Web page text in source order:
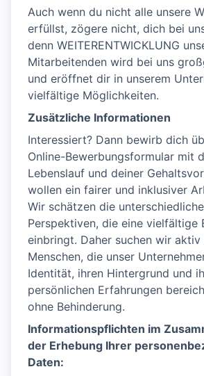
Auch wenn du nicht alle unsere
erfüllst, zögere nicht, dich bei
denn WEITERENTWICKLUNG
Mitarbeitenden wird bei uns
und eröffnet dir in unserem
vielfältige Möglichkeiten.
Zusätzliche Informationen
Interessiert? Dann bewirb dich
Online-Bewerbungsformular mit
Lebenslauf und deiner
wollen ein fairer und inklusiver
Wir schätzen die
Perspektiven, die eine vielfältige
einbringt. Daher suchen wir aktiv
Menschen, die unser
Identität, ihren Hintergrund und
persönlichen Erfahrungen
ohne Behinderung.
Informationspflichten im
der Erhebung Ihrer
Daten: